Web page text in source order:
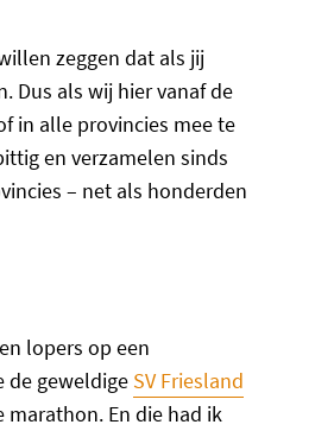
zeggen dat als jij
Dus als wij hier vanaf de
in alle provincies mee te
en verzamelen sinds
– net als honderden
lopers op een
de geweldige SV Friesland
En die had ik